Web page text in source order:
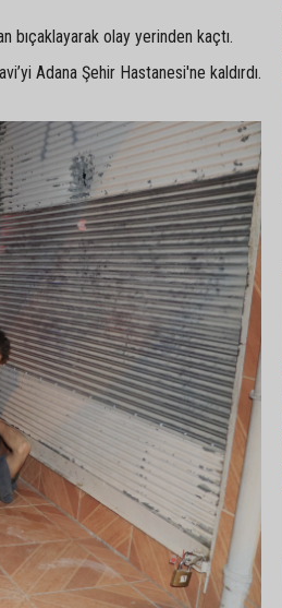
bıçaklayarak olay yerinden kaçtı.
Adana Şehir Hastanesi'ne kaldırdı.